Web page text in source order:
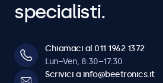
specialisti.
Chiamaci al 011 1962 1372
Lun–Ven, 8:30–17:30
Scrivici a info@beetronics.it